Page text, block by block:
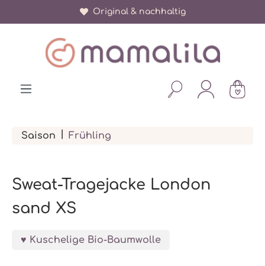
Original & nachhaltig
Saison Frühling
Sweat-Tragejacke London
sand XS
Kuschelige Bio-Baumwolle